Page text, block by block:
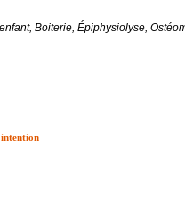
Boiterie, Épiphysiolyse,
intention